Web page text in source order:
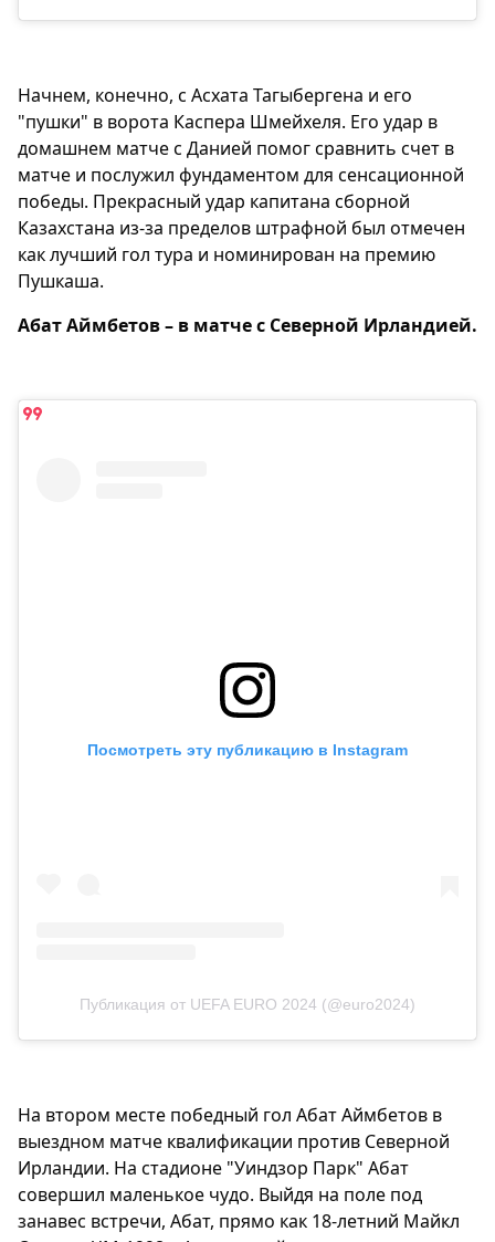
Начнем, конечно, с Асхата Тагыбергена и его
"пушки" в ворота Каспера Шмейхеля. Его удар в
домашнем матче с Данией помог сравнить счет в
матче и послужил фундаментом для сенсационной
победы. Прекрасный удар капитана сборной
Казахстана из-за пределов штрафной был отмечен
как лучший гол тура и номинирован на премию
Пушкаша.
Абат Аймбетов – в матче с Северной Ирландией.
Посмотреть эту публикацию в Instagram
Публикация от UEFA EURO 2024 (@euro2024)
На втором месте победный гол Абат Аймбетов в
выездном матче квалификации против Северной
Ирландии. На стадионе "Уиндзор Парк" Абат
совершил маленькое чудо. Выйдя на поле под
занавес встречи, Абат, прямо как 18-летний Майкл